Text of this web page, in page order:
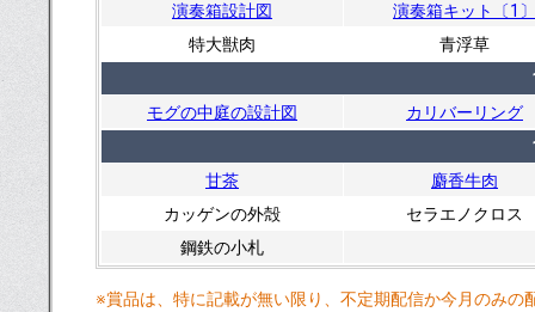
演奏箱設計図
演奏箱キット〔1〕
特大獣肉
青浮草
モグの中庭の設計図
カリバーリング
甘茶
麝香牛肉
カッゲンの外殻
セラエノクロス
鋼鉄の小札
※賞品は、特に記載が無い限り、不定期配信か今月のみの